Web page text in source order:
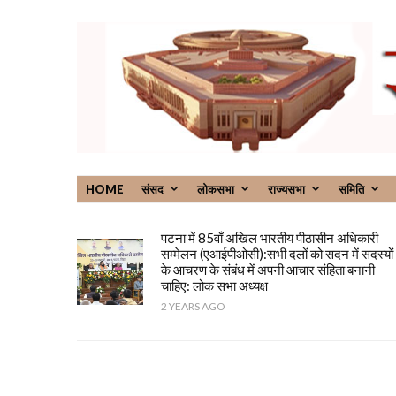
HOME संसद लोकसभा राज्यसभा समिति
पटना में 85वाँ अखिल भारतीय पीठासीन अधिकारी
सम्मेलन (एआईपीओसी):सभी दलों को सदन में सदस्यों
के आचरण के संबंध में अपनी आचार संहिता बनानी
चाहिए: लोक सभा अध्यक्ष
2 YEARS AGO